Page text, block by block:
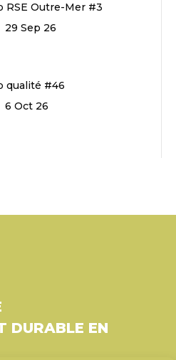
RSE Outre-Mer #3
29 Sep 26
qualité #46
6 Oct 26
DURABLE EN